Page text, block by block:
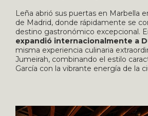
Leña abrió sus puertas en Marbella
de Madrid, donde rápidamente se
destino gastronómico excepcional.
expandió internacionalmente a
misma experiencia culinaria
Jumeirah, combinando el estilo
García con la vibrante energía de la